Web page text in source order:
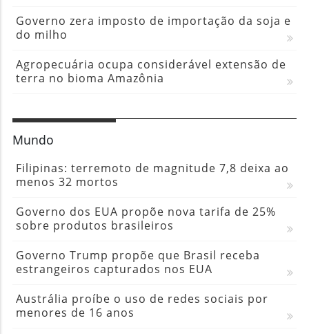
Governo zera imposto de importação da soja e
do milho
Agropecuária ocupa considerável extensão de
terra no bioma Amazônia
Mundo
Filipinas: terremoto de magnitude 7,8 deixa ao
menos 32 mortos
Governo dos EUA propõe nova tarifa de 25%
sobre produtos brasileiros
Governo Trump propõe que Brasil receba
estrangeiros capturados nos EUA
Austrália proíbe o uso de redes sociais por
menores de 16 anos